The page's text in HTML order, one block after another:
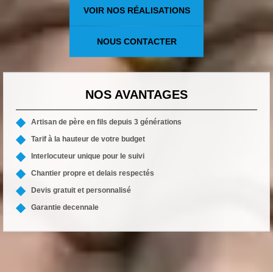
VOIR NOS RÉALISATIONS
NOUS CONTACTER
NOS AVANTAGES
Artisan de père en fils depuis 3 générations
Tarif à la hauteur de votre budget
Interlocuteur unique pour le suivi
Chantier propre et delais respectés
Devis gratuit et personnalisé
Garantie decennale